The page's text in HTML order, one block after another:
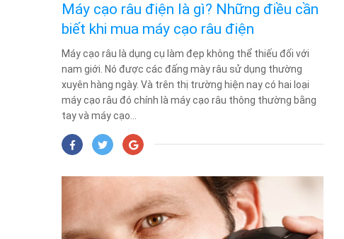
Máy cạo râu điện là gì? Những điều cần
biết khi mua máy cạo râu điện
Máy cạo râu là dụng cụ làm đẹp không thể thiếu đối với
nam giới. Nó được các đấng mày râu sử dụng thường
xuyên hàng ngày. Và trên thị trường hiện nay có hai loại
máy cạo râu đó chính là máy cạo râu thông thường bằng
tay và máy cạo...